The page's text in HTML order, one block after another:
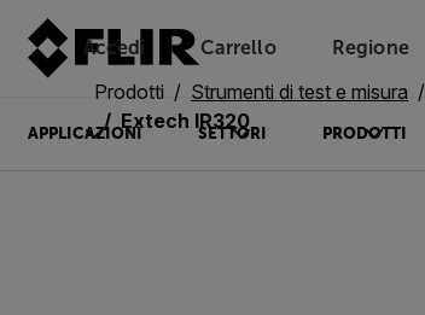
Accedi Unread messages
Carrello
Modello
Rimuovi
articoli
articolo
Aggiungi al carrello
Aggiunto al carrello
Regione
APPLICAZIONI SETTORI PRODOTTI
Prodotti Strumenti di test e misura
Extech IR320